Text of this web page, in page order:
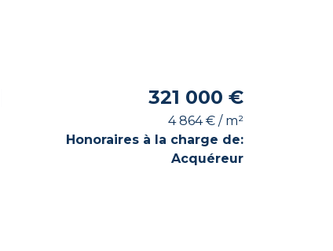
321 000 €
4 864 € / m²
Honoraires à la charge de:
Acquéreur